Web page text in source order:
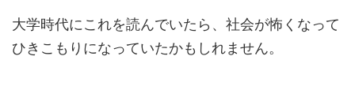
大学時代にこれを読んでいたら、社会が怖くなって
ひきこもりになっていたかもしれません。